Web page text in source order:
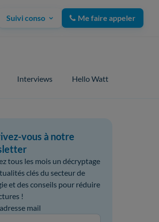
Suivi conso Me faire appeler
Interviews Hello Watt
vous à notre
tous les mois un décryptage
clés du secteur de
et des conseils pour réduire
!
mail